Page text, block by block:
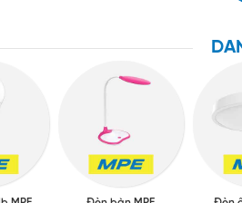
được tìm kiếm nhiều nhất hiện
tiết kiệm diện tích lắp đặt vô